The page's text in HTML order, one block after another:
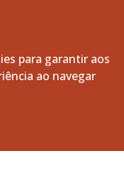
para garantir aos
ao navegar